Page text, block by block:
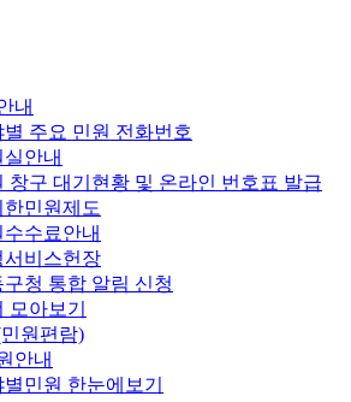
내
별 주요 민원 전화번호
실안내
창구 대기현황 및 온라인 번호표 발급
한민원제도
수수료안내
서비스헌장
구청 통합 알림 신청
모아보기
원편람)
안내
별민원 한눈에보기